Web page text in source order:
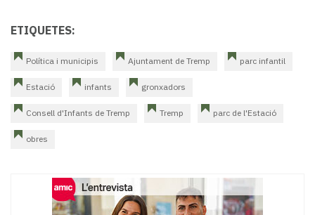
ETIQUETES:
Política i municipis Ajuntament de Tremp parc infantil
Estació infants gronxadors
Consell d'Infants de Tremp Tremp parc de l'Estació
obres